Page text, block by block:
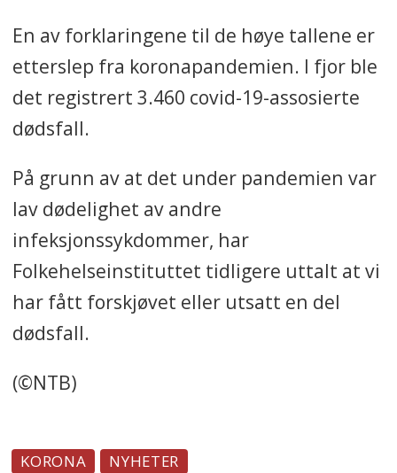
En av forklaringene til de høye tallene er
etterslep fra koronapandemien. I fjor ble
det registrert 3.460 covid-19-assosierte
dødsfall.
På grunn av at det under pandemien var
lav dødelighet av andre
infeksjonssykdommer, har
Folkehelseinstituttet tidligere uttalt at vi
har fått forskjøvet eller utsatt en del
dødsfall.
(©NTB)
KORONA NYHETER